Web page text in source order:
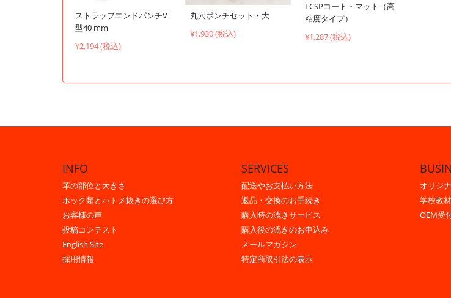
ストラップエンドパンチV
型40 mm
¥2,194 (税込)
丸穴ポンチセット・大
¥1,930 (税込)
LCSPコート・マット（高
粘度タイプ）
¥1,287 (税込)
INFO
革の部位と大きさ
ホック類とハトメ抜きの選び方
お客様の声
投稿コンテスト
English Site
採用情報
SERVICES
配送やお支払い方法
返品・交換のお手続き
購入時の漉きサービス
購入後の漉きのお申込み
メールマガジン
特定商取引法の表示
オリジ
学校教
OEM受